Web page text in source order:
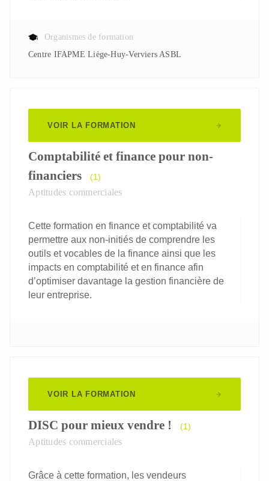
Organismes de formation
Centre IFAPME Liège-Huy-Verviers ASBL
VOIR LA FORMATION
Comptabilité et finance pour non-
financiers
(1)
Aptitudes commerciales
Cette formation en finance et comptabilité va
permettre aux non-initiés de comprendre les
outils et vocables de la finance ainsi que les
impacts en comptabilité et en finance afin
d’optimiser davantage la gestion financière de
leur entreprise.
VOIR LA FORMATION
DISC pour mieux vendre ! (1)
Aptitudes commerciales
Grâce à cette formation, les vendeurs